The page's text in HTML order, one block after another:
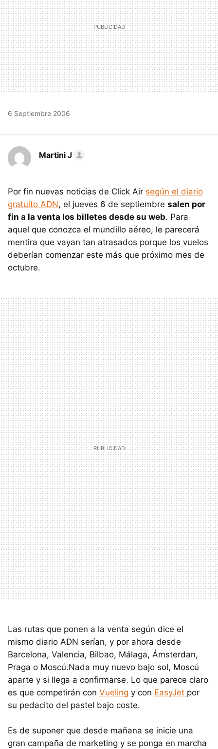
6 Septiembre 2006
Martini J
Por fin nuevas noticias de Click Air según el diario
gratuito ADN, el jueves 6 de septiembre salen por
fin a la venta los billetes desde su web. Para
aquel que conozca el mundillo aéreo, le parecerá
mentira que vayan tan atrasados porque los vuelos
deberían comenzar este más que próximo mes de
octubre.
Las rutas que ponen a la venta según dice el
mismo diario ADN serían, y por ahora desde
Barcelona, Valencia, Bilbao, Málaga, Ámsterdan,
Praga o Moscú.Nada muy nuevo bajo sol, Moscú
aparte y si llega a confirmarse. Lo que parece claro
es que competirán con Vueling y con EasyJet por
su pedacito del pastel bajo coste.
Es de suponer que desde mañana se inicie una
gran campaña de marketing y se ponga en marcha